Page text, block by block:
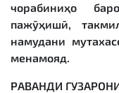
чорабиниҳо
пажӯҳишӣ,
намудани
менамояд.
РАВАНДИ